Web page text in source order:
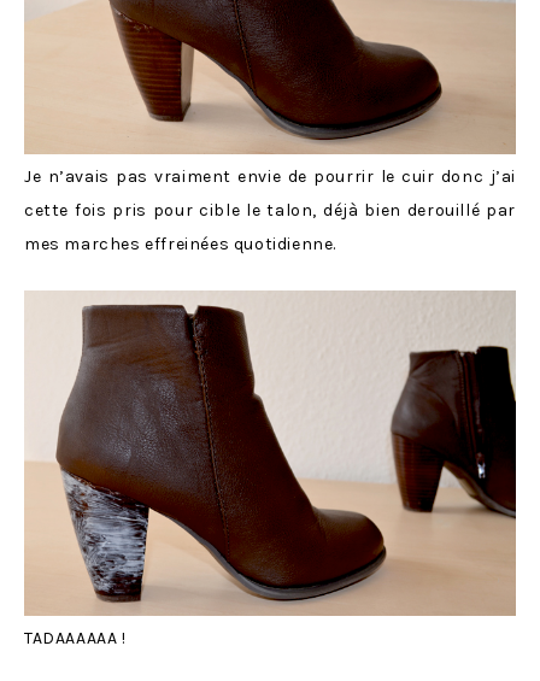
Je n’avais pas vraiment envie de pourrir le cuir donc j’ai
cette fois pris pour cible le talon, déjà bien derouillé par
mes marches effreinées quotidienne.
TADAAAAAA !